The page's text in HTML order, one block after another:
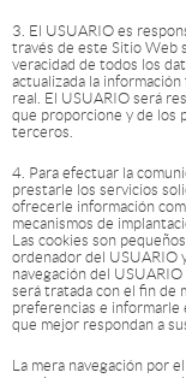
3. El USUARIO es
través de este Sitio Web
veracidad de todos los
actualizada la
real. El USUARIO será
que proporcione y de los
terceros.
4. Para efectuar la
prestarle los servicios
ofrecerle información
mecanismos de
Las cookies son
ordenador del USUARIO
navegación del
será tratada con el fin de
preferencias e informarle
que mejor respondan a
La mera navegación por